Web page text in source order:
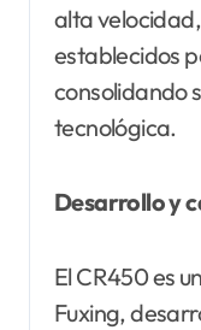
alta
establecidos
consolidando
tecnológica.
Desarrollo y
El CR450 es
Fuxing,